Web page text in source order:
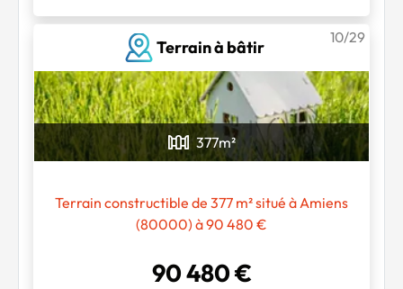
Terrain à bâtir
10/29
377m²
Terrain constructible de 377 m² situé à Amiens
(80000) à 90 480 €
90 480 €